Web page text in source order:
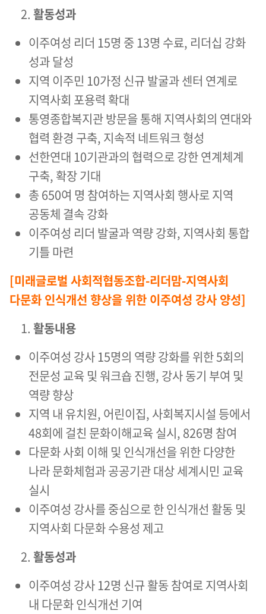
활동성과
이주여성 리더 15명 중 13명 수료, 리더십 강화
성과 달성
지역 이주민 10가정 신규 발굴과 센터 연계로
지역사회 포용력 확대
통영종합복지관 방문을 통해 지역사회의 연대와
협력 환경 구축, 지속적 네트워크 형성
선한연대 10기관과의 협력으로 강한 연계체계
구축, 확장 기대
총 650여 명 참여하는 지역사회 행사로 지역
공동체 결속 강화
이주여성 리더 발굴과 역량 강화, 지역사회 통합
기틀 마련
[미래글로벌 사회적협동조합-리더맘-지역사회
다문화 인식개선 향상을 위한 이주여성 강사 양성]
활동내용
이주여성 강사 15명의 역량 강화를 위한 5회의
전문성 교육 및 워크숍 진행, 강사 동기 부여 및
역량 향상
지역 내 유치원, 어린이집, 사회복지시설 등에서
48회에 걸친 문화이해교육 실시, 826명 참여
다문화 사회 이해 및 인식개선을 위한 다양한
나라 문화체험과 공공기관 대상 세계시민 교육
실시
이주여성 강사를 중심으로 한 인식개선 활동 및
지역사회 다문화 수용성 제고
활동성과
이주여성 강사 12명 신규 활동 참여로 지역사회
내 다문화 인식개선 기여